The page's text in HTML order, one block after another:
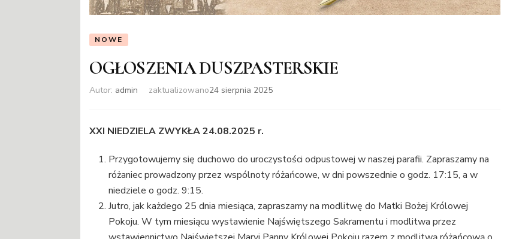
NOWE
OGŁOSZENIA DUSZPASTERSKIE
Autor: admin zaktualizowano24 sierpnia 2025
XXI NIEDZIELA ZWYKŁA 24.08.2025 r.
Przygotowujemy się duchowo do uroczystości odpustowej w naszej parafii. Zapraszamy na
różaniec prowadzony przez wspólnoty różańcowe, w dni powszednie o godz. 17:15, a w
niedziele o godz. 9:15.
Jutro, jak każdego 25 dnia miesiąca, zapraszamy na modlitwę do Matki Bożej Królowej
Pokoju. W tym miesiącu wystawienie Najświętszego Sakramentu i modlitwa przez